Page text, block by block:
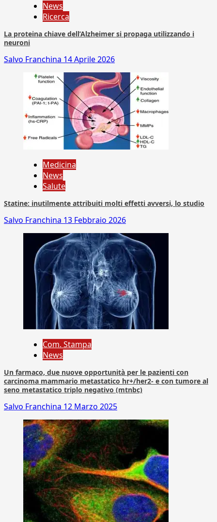
News
Ricerca
La proteina chiave dell’Alzheimer si propaga utilizzando i
neuroni
Salvo Franchina 14 Aprile 2026
Medicina
News
Salute
Statine: inutilmente attribuiti molti effetti avversi, lo studio
Salvo Franchina 13 Febbraio 2026
Com. Stampa
News
Un farmaco, due nuove opportunità per le pazienti con
carcinoma mammario metastatico hr+/her2- e con tumore al
seno metastatico triplo negativo (mtnbc)
Salvo Franchina 12 Marzo 2025